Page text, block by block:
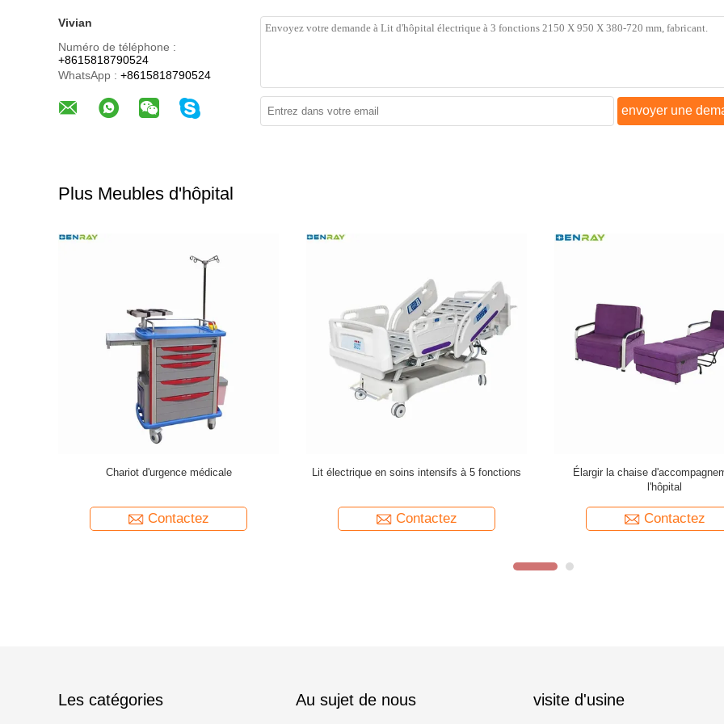
Vivian
Numéro de téléphone :
+8615818790524
WhatsApp : +8615818790524
envoyer une
Plus Meubles d'hôpital
Commandeur de lit de soins intensifs
Contactez
Le véhicule est équipé d'un système
Contactez
Lit électrique de 5
Contactez
Les catégories Au sujet de nous visite d'usine